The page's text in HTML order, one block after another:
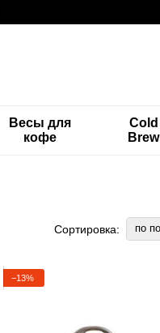
Весы для
кофе
Cold
Brew
Сортировка: по
−13%